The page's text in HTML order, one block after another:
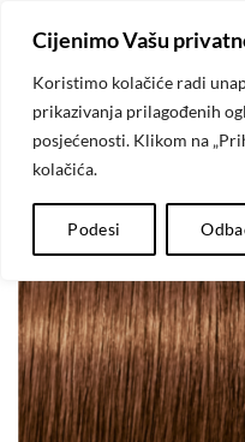
Cijenimo Vašu
Koristimo kolačiće radi
prikazivanja prilagođenih
posjećenosti. Klikom na
kolačića.
Podesi
content